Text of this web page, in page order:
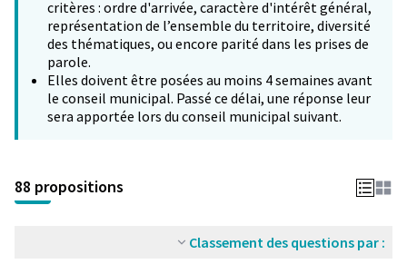
critères : ordre d'arrivée, caractère d'intérêt général,
représentation de l’ensemble du territoire, diversité
des thématiques, ou encore parité dans les prises de
parole.
Elles doivent être posées au moins 4 semaines avant
le conseil municipal. Passé ce délai, une réponse leur
sera apportée lors du conseil municipal suivant.
88 propositions
Classement des questions par :